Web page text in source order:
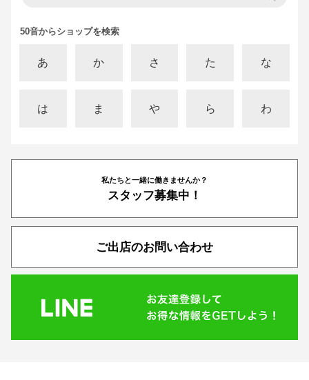
50音からショップを検索
あ か さ た な
は ま や ら わ
私たちと一緒に働きませんか？
スタッフ募集中！
ご出店のお問い合わせ